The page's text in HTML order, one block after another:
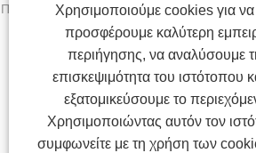
Πνευματικά δικαιώματα © 2022 Symor
Περιβαλλοντικός θάλαμος δοκιμών,
θάλαμος δοκιμής επιτάχυνσης καιρού
δικαιώματος.
ΣΧΕΤΙΚΆ ΜΕ ΕΜΆΣ
ΑΠΟΣΤΟΛΉ ΕΡΏΤΗΣΗΣ
Χρησιμοποιούμε cookies για
προσφέρουμε καλύτερη
περιήγησης, να αναλύσουμε
επισκεψιμότητα του ιστότοπου
εξατομικεύσουμε το
Χρησιμοποιώντας αυτόν τον
συμφωνείτε με τη χρήση των